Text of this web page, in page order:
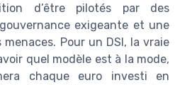
d’être pilotés par des
exigeante et une
Pour un DSI, la vraie
quel modèle est à la mode,
chaque euro investi en